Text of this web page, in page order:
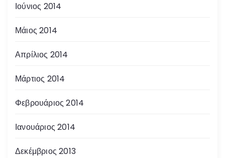
Ιούνιος 2014
Μάιος 2014
Απρίλιος 2014
Μάρτιος 2014
Φεβρουάριος 2014
Ιανουάριος 2014
Δεκέμβριος 2013